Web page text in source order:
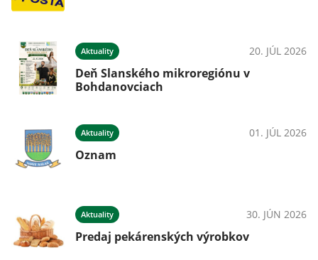
Aktuality 20. JÚL 2026
Deň Slanského mikroregiónu v
Bohdanovciach
Aktuality 01. JÚL 2026
Oznam
Aktuality 30. JÚN 2026
Predaj pekárenských výrobkov